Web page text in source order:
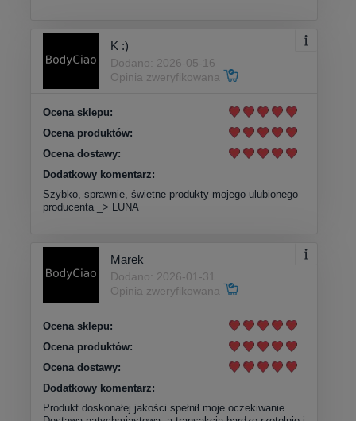
K :)
Dodano: 2026-05-16
Opinia zweryfikowana
Ocena sklepu:
Ocena produktów:
Ocena dostawy:
Dodatkowy komentarz:
Szybko, sprawnie, świetne produkty mojego ulubionego
producenta _> LUNA
Marek
Dodano: 2026-01-31
Opinia zweryfikowana
Ocena sklepu:
Ocena produktów:
Ocena dostawy:
Dodatkowy komentarz:
Produkt doskonałej jakości spełnił moje oczekiwanie.